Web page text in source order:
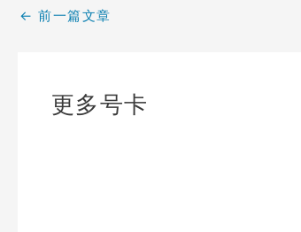
← 前一篇文章
更多号卡